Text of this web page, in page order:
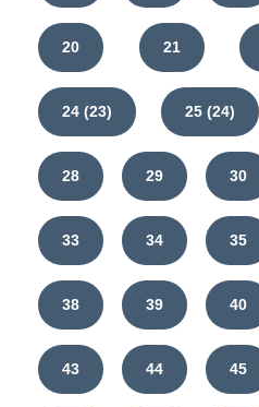
20 21
24 (23) 25 (24)
28 29 30
33 34 35
38 39 40
43 44 45